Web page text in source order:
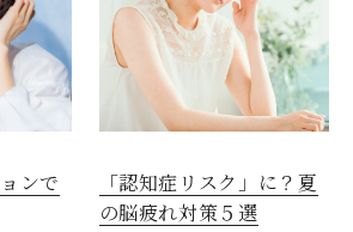
ンで
「認知症リスク」に？夏
の脳疲れ対策５選